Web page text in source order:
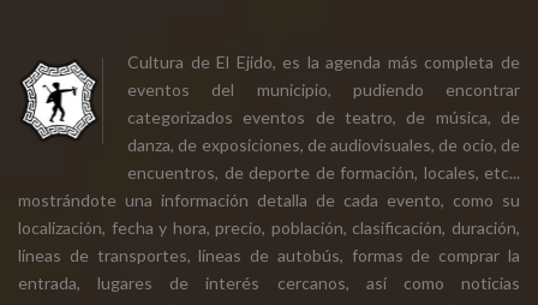
Cultura de El Ejido, es la agenda más completa de
eventos del municipio, pudiendo encontrar
categorizados eventos de teatro, de música, de
danza, de exposiciones, de audiovisuales, de ocio, de
encuentros, de deporte de formación, locales, etc...
mostrándote una información detalla de cada evento, como su
localización, fecha y hora, precio, población, clasificación, duración,
líneas de transportes, líneas de autobús, formas de comprar la
entrada, lugares de interés cercanos, así como noticias